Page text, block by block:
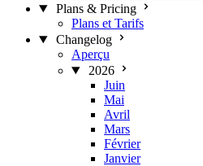
Plans & Pricing
Plans et Tarifs
Changelog
Aperçu
2026
Juin
Mai
Avril
Mars
Février
Janvier